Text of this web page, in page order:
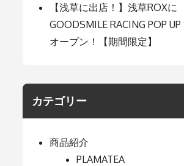
【浅草に出店！】浅草ROXに
GOODSMILE RACING POP
オープン！【期間限定】
カテゴリー
商品紹介
PLAMATEA